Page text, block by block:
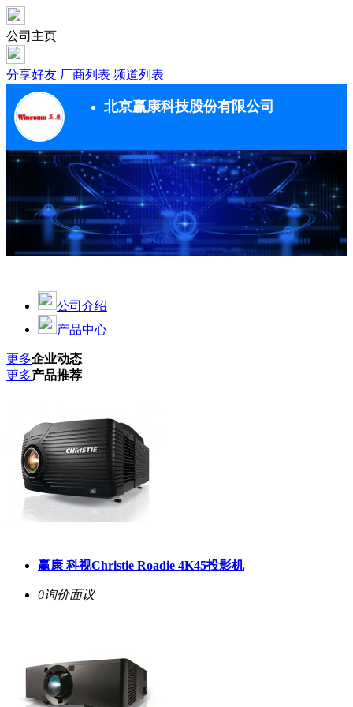
公司主页
分享好友 厂商列表 频道列表
北京赢康科技股份有限公司
公司介绍
产品中心
更多企业动态
更多产品推荐
赢康 科视Christie Roadie 4K45投影机
0询价面议